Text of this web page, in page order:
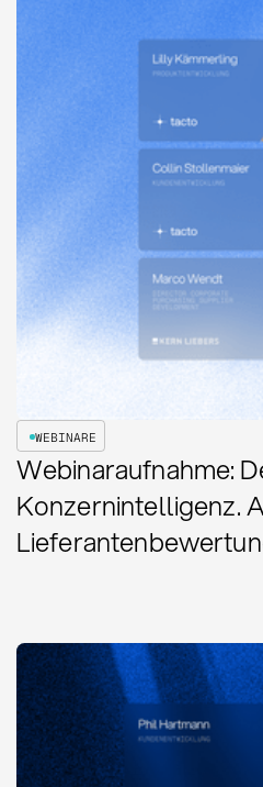
WEBINARE
Webinaraufnahme:
Konzernintelligenz.